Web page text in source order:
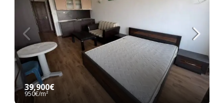
39,900€
950€/m²